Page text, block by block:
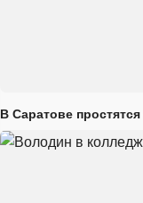
В Саратове